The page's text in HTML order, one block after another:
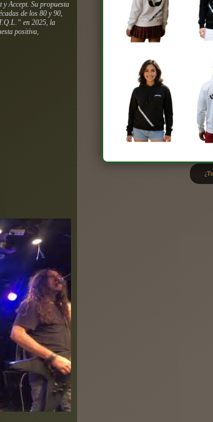
Accept. Su propuesta
de los 80 y 90,
en 2025, la
positiva,